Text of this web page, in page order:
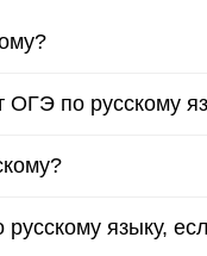
по русскому
языку,